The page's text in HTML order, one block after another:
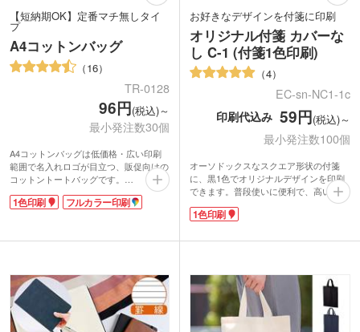
【短納期OK】定番マチ無しタイ
プ
A4コットンバッグ
16
TR-0128
96円(税込)～
最小発注数30個
A4コットンバッグは低価格・広い印刷
範囲で名入れロゴが目立つ、販促向けの
コットントートバッグです。
A4サイズのファイルや商品カタログが
きちんと収納でき、展示会・セミナーな
ショップのロゴを名入れして、オリジナ
能です。
生地はコットン100%、自然素材で作っ
たエコマーク製品。人にも環境にもやさ
しいバッグです。
1色印刷 フルカラー印刷
お好きなデザインを付箋に印刷
オリジナル付箋 カバーな
し C-1 (付箋1色印刷)
4
EC-sn-NC1-1c
印刷代込み 59円(税込)～
最小発注数100個
オーソドックスなスクエア形状の付箋
に、黒1色でオリジナルデザインを印刷
できます。普段使いに便利で、高い宣伝
効果が期待できるポストイン可能な販促
グッズです。印刷範囲が広く、ロゴやイ
きます。
ィ、キャンペーンの販促品などにぴった
り！格安でオリジナルグッズや同人グッ
ズを作成したい方にもおすすめです。
1色印刷